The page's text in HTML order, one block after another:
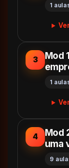
1
3
Mod
1
4
Mod
uma
9